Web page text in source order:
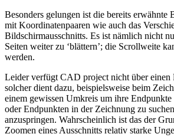
Besonders gelungen ist die bereits erwähnte
mit Koordinatenpaaren wie auch das
Bildschirmausschnitts. Es ist nämlich nicht
Seiten weiter zu ‘blättern’; die Scrollweite
werden.
Leider verfügt CAD project nicht über einen
solcher dient dazu, beispielsweise beim
einem gewissen Umkreis um ihre
oder Endpunkten in der Zeichnung zu
anzuspringen. Wahrscheinlich ist das der
Zoomen eines Ausschnitts relativ starke